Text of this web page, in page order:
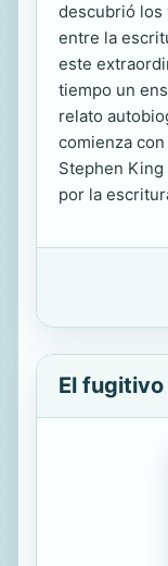
descubrió los
entre la
este
tiempo un
relato
comienza
Stephen
por la
El fugitivo